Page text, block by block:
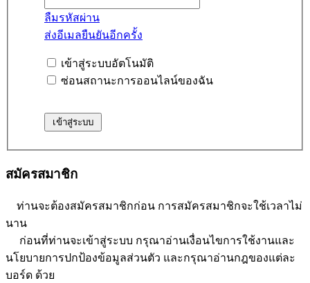
ลืมรหัสผ่าน
ส่งอีเมลยืนยันอีกครั้ง
เข้าสู่ระบบอัตโนมัติ
ซ่อนสถานะการออนไลน์ของฉัน
สมัครสมาชิก
ท่านจะต้องสมัครสมาชิกก่อน การสมัครสมาชิกจะใช้เวลาไม่
นาน
ก่อนที่ท่านจะเข้าสู่ระบบ กรุณาอ่านเงื่อนไขการใช้งานและ
นโยบายการปกป้องข้อมูลส่วนตัว และกรุณาอ่านกฎของแต่ละ
บอร์ด ด้วย